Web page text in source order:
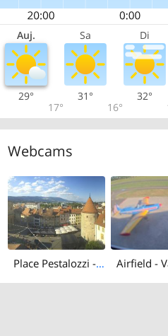
Auj. Sa Di
29°
17°
31°
16°
32°
Webcams
Place Pestalozzi - Yverdon-les-Bains Castle